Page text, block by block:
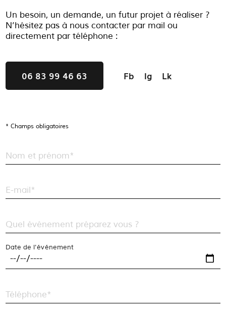
* Champs obligatoires
Nom et prénom*
E-mail*
Quel événement préparez vous ?
Date de l'événement
Téléphone*
Un besoin, un demande, un futur projet à réaliser ?
N’hésitez pas à nous contacter par mail ou
directement par téléphone :
06 83 99 46 63 Fb Ig Lk